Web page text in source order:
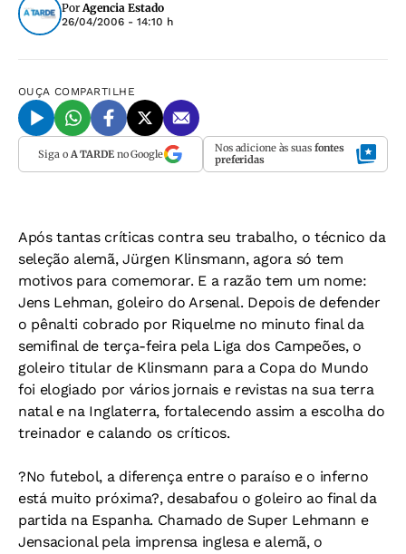
PorAgencia Estado
26/04/2006 - 14:10 h
OUÇA COMPARTILHE
Siga o A TARDEno Google Nos adicione às suas fontes
preferidas
Após tantas críticas contra seu trabalho, o técnico da
seleção alemã, Jürgen Klinsmann, agora só tem
motivos para comemorar. E a razão tem um nome:
Jens Lehman, goleiro do Arsenal. Depois de defender
o pênalti cobrado por Riquelme no minuto final da
semifinal de terça-feira pela Liga dos Campeões, o
goleiro titular de Klinsmann para a Copa do Mundo
foi elogiado por vários jornais e revistas na sua terra
natal e na Inglaterra, fortalecendo assim a escolha do
treinador e calando os críticos.
?No futebol, a diferença entre o paraíso e o inferno
está muito próxima?, desabafou o goleiro ao final da
partida na Espanha. Chamado de Super Lehmann e
Jensacional pela imprensa inglesa e alemã, o